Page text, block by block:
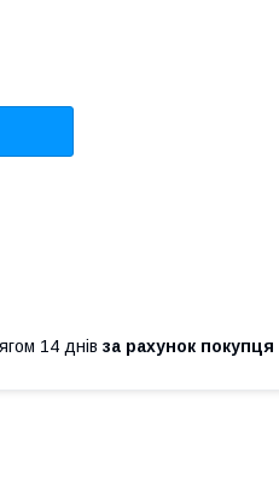
14 днів за рахунок покупця